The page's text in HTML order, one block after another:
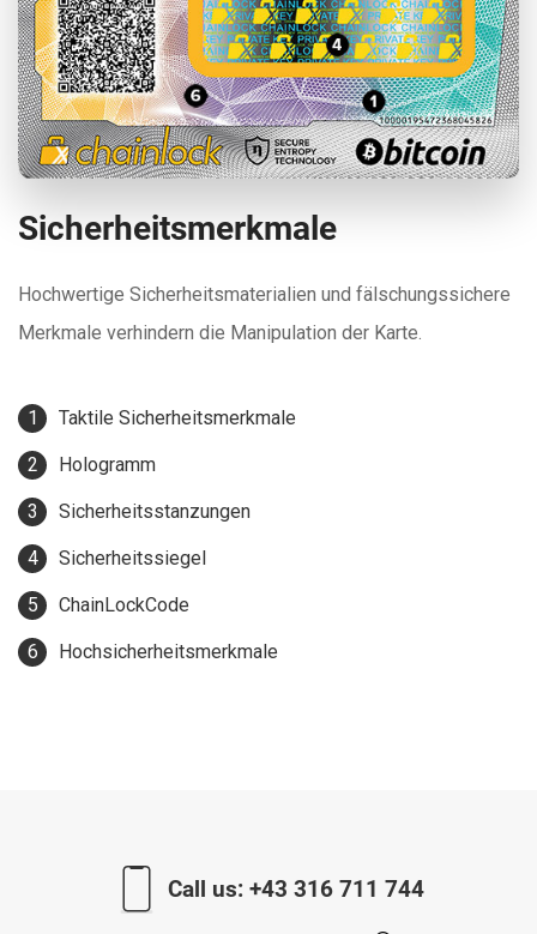
Sicherheitsmerkmale
Hochwertige Sicherheitsmaterialien und fälschungssichere
Merkmale verhindern die Manipulation der Karte.
Taktile Sicherheitsmerkmale
Hologramm
Sicherheitsstanzungen
Sicherheitssiegel
ChainLockCode
Hochsicherheitsmerkmale
Call us: +43 316 711 744